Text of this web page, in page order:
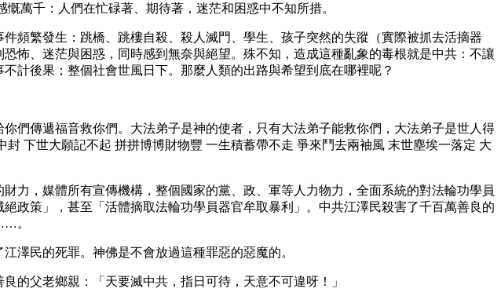
萬千：人們在忙碌著、期待著，迷茫和困惑中不知所措。
頻繁發生：跳橋、跳樓自殺、殺人滅門、學生、孩子突然的失蹤（實際被抓去活摘器
怖、迷茫與困惑，同時感到無奈與絕望。殊不知，造成這種亂象的毒根就是中共：不讓
計後果；整個社會世風日下。那麼人類的出路與希望到底在哪裡呢？
們傳遞福音救你們。大法弟子是神的使者，只有大法弟子能救你們，大法弟子是世人得
下世大願記不起 拼拼博博財物豐 一生積蓄帶不走 爭來鬥去兩袖風 末世塵埃一落定 大
力，媒體所有宣傳機構，整個國家的黨、政、軍等人力物力，全面系統的對法輪功學員
政策」，甚至「活體摘取法輪功學員器官牟取暴利」。中共江澤民殺害了千百萬善良的
。
澤民的死罪。神佛是不會放過這種罪惡的惡魔的。
父老鄉親：「天要滅中共，指日可待，天意不可違呀！」